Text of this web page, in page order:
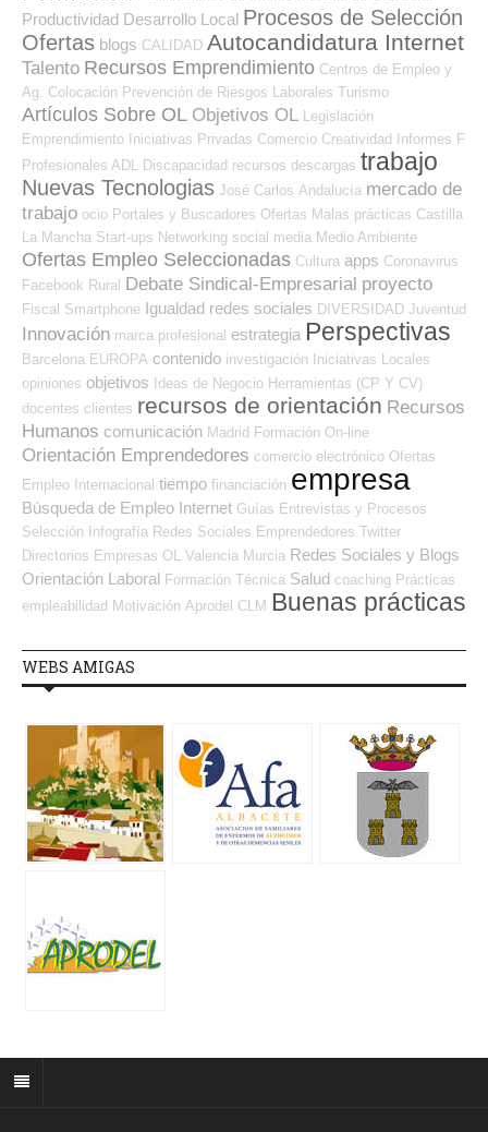
Productividad Desarrollo Local Procesos de Selección
Ofertas blogs CALIDAD Autocandidatura Internet
Talento Recursos Emprendimiento Centros de Empleo y
Ag. Colocación Prevención de Riesgos Laborales Turismo
Artículos Sobre OL Objetivos OL Legislación
Emprendimiento Iniciativas Privadas Comercio Creatividad Informes F
Profesionales ADL Discapacidad recursos descargas trabajo
Nuevas Tecnologias José Carlos Andalucía mercado de
trabajo ocio Portales y Buscadores Ofertas Malas prácticas Castilla
La Mancha Start-ups Networking social media Medio Ambiente
Ofertas Empleo Seleccionadas Cultura apps Coronavirus
Facebook Rural Debate Sindical-Empresarial proyecto
Fiscal Smartphone Igualdad redes sociales DIVERSIDAD Juventud
Innovación marca profesional estrategia Perspectivas
Barcelona EUROPA contenido investigación
Iniciativas Locales
opiniones objetivos Ideas de Negocio Herramientas (CP Y CV)
docentes clientes recursos de orientación Recursos
Humanos comunicación Madrid Formación On-line
Orientación Emprendedores comercio electrónico Ofertas
Empleo Internacional tiempo financiación empresa
Búsqueda de Empleo Internet Guías Entrevistas y Procesos
Selección
Infografía Redes Sociales Emprendedores Twitter
Directorios Empresas OL Valencia Murcia Redes Sociales y Blogs
Orientación Laboral Formación Técnica Salud coaching Prácticas
empleabilidad Motivación Aprodel CLM Buenas prácticas
WEBS AMIGAS